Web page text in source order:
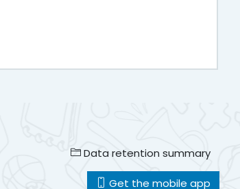
Data retention summary
Get the mobile app